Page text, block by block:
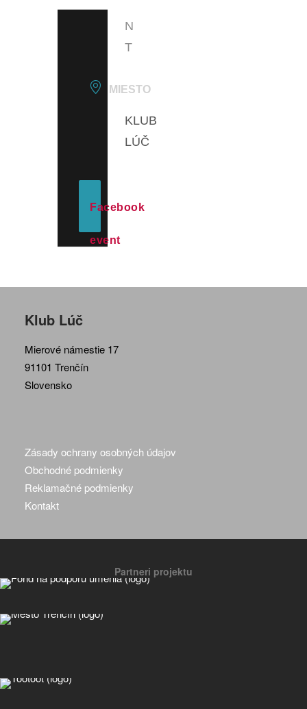
N
T
MIESTO
KLUB
LÚČ
Facebook
event
Klub Lúč
Mierové námestie 17
91101 Trenčín
Slovensko
Zásady ochrany osobných údajov
Obchodné podmienky
Reklamačné podmienky
Kontakt
Partneri projektu